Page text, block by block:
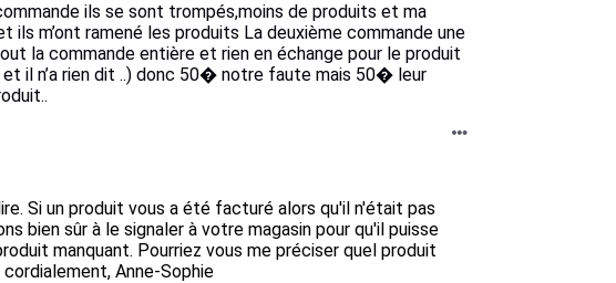
ils se sont trompés,moins de produits et ma
ils m’ont ramené les produits La deuxième commande une
la commande entière et rien en échange pour le produit
et il n’a rien dit ..) donc 50� notre faute mais 50� leur
Si un produit vous a été facturé alors qu'il n'était pas
bien sûr à le signaler à votre magasin pour qu'il puisse
manquant. Pourriez vous me préciser quel produit
Anne-Sophie